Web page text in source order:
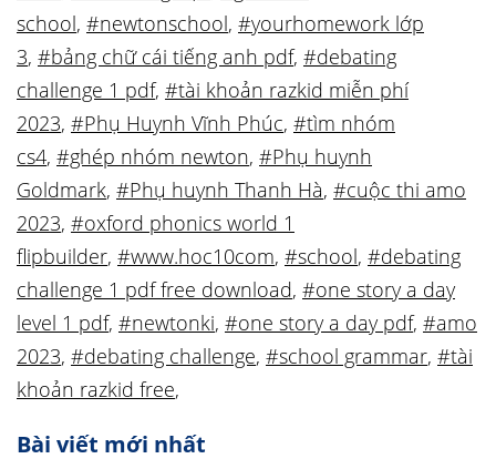
school, #newtonschool, #yourhomework lớp
3, #bảng chữ cái tiếng anh pdf, #debating
challenge 1 pdf, #tài khoản razkid miễn phí
2023, #Phụ Huynh Vĩnh Phúc, #tìm nhóm
cs4, #ghép nhóm newton, #Phụ huynh
Goldmark, #Phụ huynh Thanh Hà, #cuộc thi amo
2023, #oxford phonics world 1
flipbuilder, #www.hoc10com, #school, #debating
challenge 1 pdf free download, #one story a day
level 1 pdf, #newtonki, #one story a day pdf, #amo
2023, #debating challenge, #school grammar, #tài
khoản razkid free,
Bài viết mới nhất